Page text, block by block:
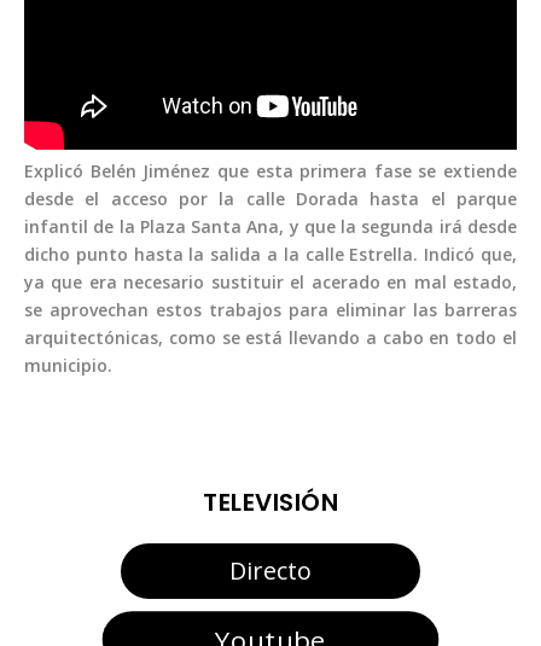
Explicó Belén Jiménez que esta primera fase se extiende
desde el acceso por la calle Dorada hasta el parque
infantil de la Plaza Santa Ana, y que la segunda irá desde
dicho punto hasta la salida a la calle Estrella. Indicó que,
ya que era necesario sustituir el acerado en mal estado,
se aprovechan estos trabajos para eliminar las barreras
arquitectónicas, como se está llevando a cabo en todo el
municipio.
TELEVISIÓN
Directo